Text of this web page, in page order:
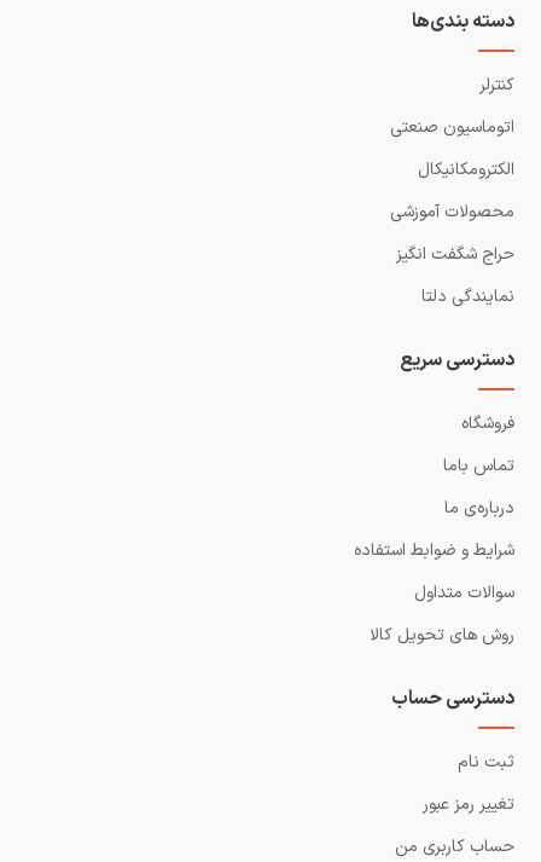
دسته بندی‌ها
کنترلر
اتوماسیون صنعتی
الکترومکانیکال
محصولات آموزشی
حراج شگفت انگیز
نمایندگی دلتا
دسترسی سریع
فروشگاه
تماس باما
درباره‌ی ما
شرایط و ضوابط استفاده
سوالات متداول
روش های تحویل کالا
دسترسی حساب
ثبت نام
تغییر رمز عبور
حساب کاربری من